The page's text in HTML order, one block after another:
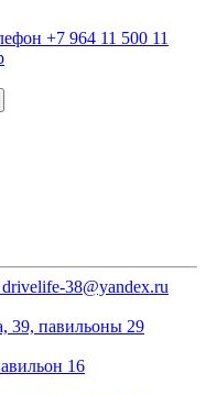
+7 964 11 500 11
drivelife-38@yandex.ru
39, павильоны 29
16